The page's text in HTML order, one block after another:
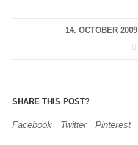
14. OCTOBER 2009
SHARE THIS POST?
Facebook Twitter Pinterest